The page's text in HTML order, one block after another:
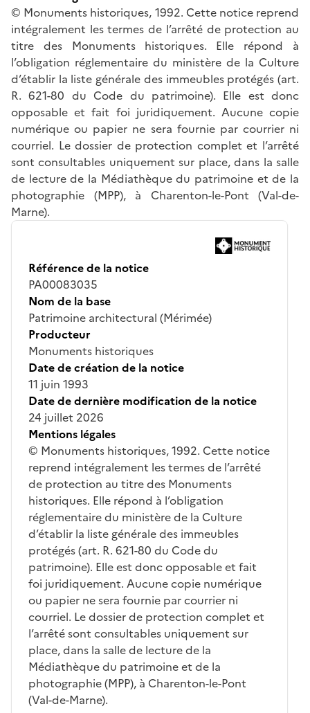
© Monuments historiques, 1992. Cette notice reprend
intégralement les termes de l’arrêté de protection au
titre des Monuments historiques. Elle répond à
l’obligation réglementaire du ministère de la Culture
d’établir la liste générale des immeubles protégés (art.
R. 621-80 du Code du patrimoine). Elle est donc
opposable et fait foi juridiquement. Aucune copie
numérique ou papier ne sera fournie par courrier ni
courriel. Le dossier de protection complet et l’arrêté
sont consultables uniquement sur place, dans la salle
de lecture de la Médiathèque du patrimoine et de la
photographie (MPP), à Charenton-le-Pont (Val-de-
Marne).
Référence de la notice
PA00083035
Nom de la base
Patrimoine architectural (Mérimée)
Producteur
Monuments historiques
Date de création de la notice
11 juin 1993
Date de dernière modification de la notice
24 juillet 2026
Mentions légales
© Monuments historiques, 1992. Cette notice
reprend intégralement les termes de l’arrêté
de protection au titre des Monuments
historiques. Elle répond à l’obligation
réglementaire du ministère de la Culture
d’établir la liste générale des immeubles
protégés (art. R. 621-80 du Code du
patrimoine). Elle est donc opposable et fait
foi juridiquement. Aucune copie numérique
ou papier ne sera fournie par courrier ni
courriel. Le dossier de protection complet et
l’arrêté sont consultables uniquement sur
place, dans la salle de lecture de la
Médiathèque du patrimoine et de la
photographie (MPP), à Charenton-le-Pont
(Val-de-Marne).